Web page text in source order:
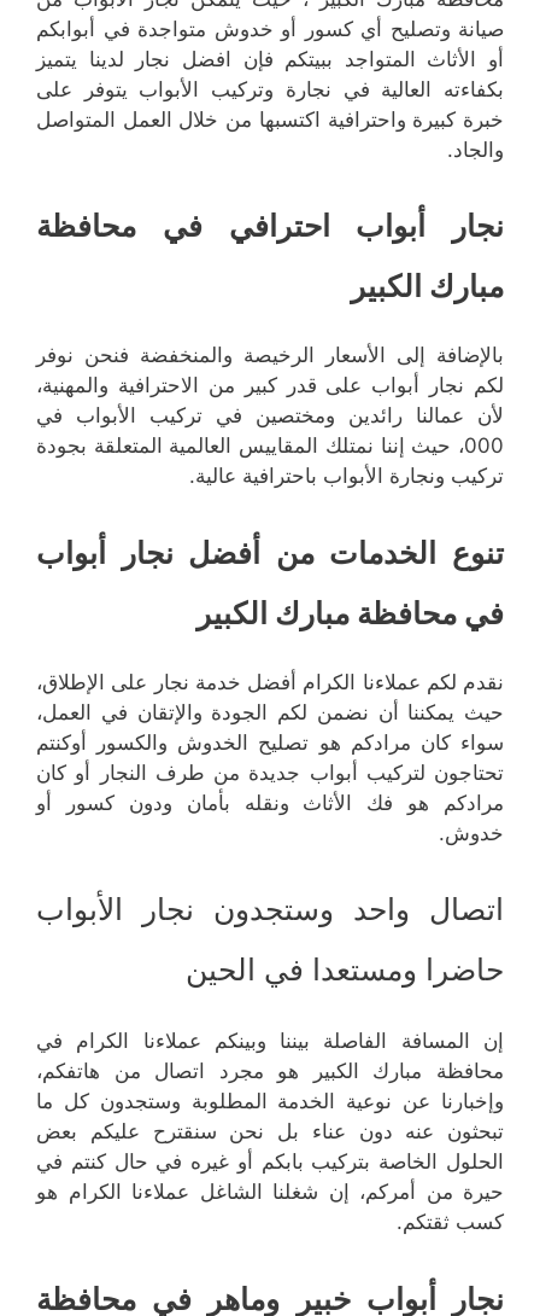
صيانة وتصليح أي كسور أو خدوش متواجدة في أبوابكم
أو الأثاث المتواجد ببيتكم فإن افضل نجار لدينا يتميز
بكفاءته العالية في نجارة وتركيب الأبواب يتوفر على
خبرة كبيرة واحترافية اكتسبها من خلال العمل المتواصل
والجاد.
نجار أبواب احترافي في محافظة
مبارك الكبير
بالإضافة إلى الأسعار الرخيصة والمنخفضة فنحن نوفر
لكم نجار أبواب على قدر كبير من الاحترافية والمهنية،
لأن عمالنا رائدين ومختصين في تركيب الأبواب في
000، حيث إننا نمتلك المقاييس العالمية المتعلقة بجودة
تركيب ونجارة الأبواب باحترافية عالية.
تنوع الخدمات من أفضل نجار أبواب
في محافظة مبارك الكبير
نقدم لكم عملاءنا الكرام أفضل خدمة نجار على الإطلاق،
حيث يمكننا أن نضمن لكم الجودة والإتقان في العمل،
سواء كان مرادكم هو تصليح الخدوش والكسور أوكنتم
تحتاجون لتركيب أبواب جديدة من طرف النجار أو كان
مرادكم هو فك الأثاث ونقله بأمان ودون كسور أو
خدوش.
اتصال واحد وستجدون نجار الأبواب
حاضرا ومستعدا في الحين
إن المسافة الفاصلة بيننا وبينكم عملاءنا الكرام في
محافظة مبارك الكبير هو مجرد اتصال من هاتفكم،
وإخبارنا عن نوعية الخدمة المطلوبة وستجدون كل ما
تبحثون عنه دون عناء بل نحن سنقترح عليكم بعض
الحلول الخاصة بتركيب بابكم أو غيره في حال كنتم في
حيرة من أمركم، إن شغلنا الشاغل عملاءنا الكرام هو
كسب ثقتكم.
نجار أبواب خبير وماهر في محافظة